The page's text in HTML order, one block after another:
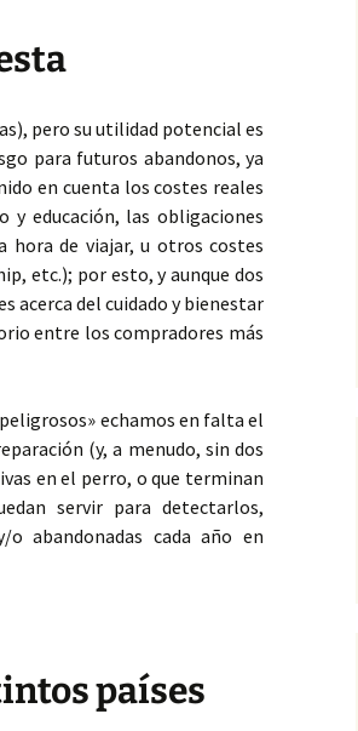
en
pero su utilidad potencial es
para futuros abandonos, ya
en cuenta los costes reales
y educación, las obligaciones
hora de viajar, u otros costes
etc.); por esto, y aunque dos
acerca del cuidado y bienestar
entre los compradores más
echamos en falta el
(y, a menudo, sin dos
en el perro, o que terminan
servir para detectarlos,
abandonadas cada año en
países